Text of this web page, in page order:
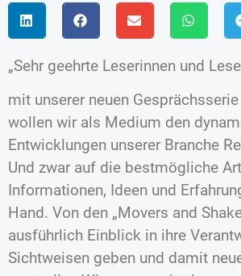
„Sehr geehrte Leserinnen und
mit unserer neuen
wollen wir als Medium den
Entwicklungen unserer Branche
Und zwar auf die bestmögliche
Informationen, Ideen und
Hand. Von den „Movers and
ausführlich Einblick in ihre
Sichtweisen geben und damit